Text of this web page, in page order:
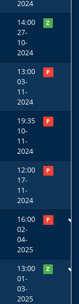
2024
14:00
27-
10-
2024
Z
13:00
03-
11-
2024
P
19:35
10-
11-
2024
P
12:00
17-
11-
2024
P
16:00
02-
04-
2025
P
13:00
01-
03-
2025
Z